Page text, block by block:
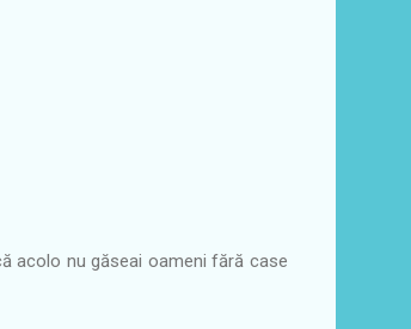
acolo nu găseai oameni fără case